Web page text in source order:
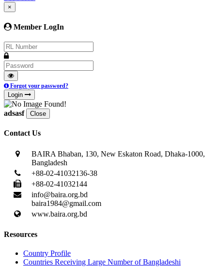
×
Member LogIn
Forgot your password?
Login
adsasf Close
Contact Us
BAIRA Bhaban, 130, New Eskaton Road, Dhaka-1000,
Bangladesh
+88-02-41032136-38
+88-02-41032144
info@baira.org.bd
baira1984@gmail.com
www.baira.org.bd
Resources
Country Profile
Countries Receiving Large Number of Bangladeshi